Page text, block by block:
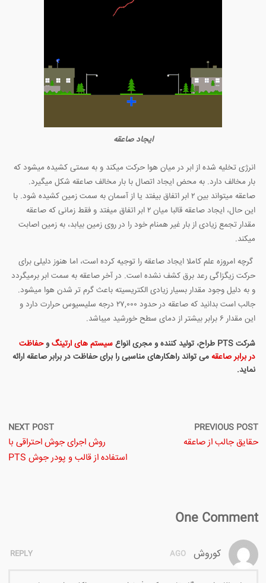
ایجاد صاعقه
انرژی تخلیه شده از ابر در میان هوا حرکت میکند و به سمتی کشیده میشود که
بار مخالف دارد. به محض ایجاد اتصال با بار مخالف صاعقه شکل میگیرد.
صاعقه میتواند بین ۲ ابر اتفاق بیفتد یا از آسمان به سمت زمین کشیده شود. با
این حال، ایجاد صاعقه قالبا میان ۲ ابر اتفاق میفتد و فقط زمانی که صاعقه
مقدار تجمع زیادی از بار غیر همنام خود را در روی زمین بیابد، به زمین اصابت
میکند.
گرچه امروزه علم کاملا ایجاد صاعقه را توجیه کرده است، اما هنوز دلیلی برای
حرکت زیگزاگی رعد برق کشف نشده است. در آخر صاعقه به سمت ابر برمیگردد
و به دلیل وجود مقدار بسیار زیادی الکتریسیته باعث گرم تر شدن هوا میشود.
جالب است بدانید که صاعقه در حدود ۲۷,۰۰۰ درجه سلیسیوس حرارت دارد و
این مقدار ۶ برابر بیشتر از دمای سطح خورشید میباشد.
شرکت PTS طراح، تولید کننده و مجری انواع سیستم های ارتینگوحفاظت
در برابر صاعقهمی تواند راهکارهای مناسبی را برای حفاظت در برابر صاعقه ارائه
نماید.
PREVIOUS POST
حقایق جالب از صاعقه
NEXT POST
روش اجرای جوش احتراقی با
استفاده از قالب و پودر جوش PTS
One Comment
کوروش AGO
REPLY